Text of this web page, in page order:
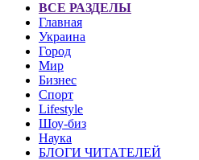
ВСЕ РАЗДЕЛЫ
Главная
Украина
Город
Мир
Бизнес
Спорт
Lifestyle
Шоу-биз
Наука
БЛОГИ ЧИТАТЕЛЕЙ